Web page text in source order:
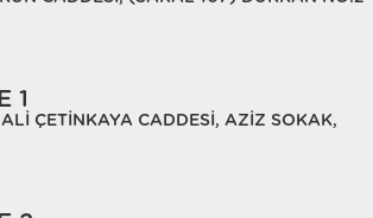
1
ÇETİNKAYA CADDESİ, AZİZ SOKAK,